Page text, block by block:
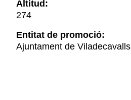
Altitud:
274
Entitat de promoció:
Ajuntament de Viladecavalls